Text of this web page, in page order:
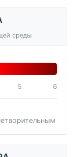
среды
5 6